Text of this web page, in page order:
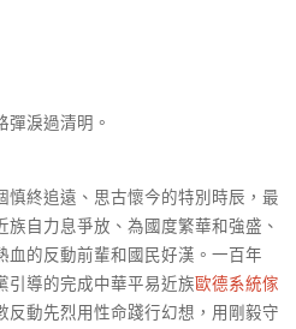
淚過清明。
終追遠、思古懷今的特別時辰，最
自力息爭放、為國度繁華和強盛、
血的反動前輩和國民好漢。一百年
引導的完成中華平易近族歐德系統傢
反動先烈用性命踐行幻想，用剛毅守